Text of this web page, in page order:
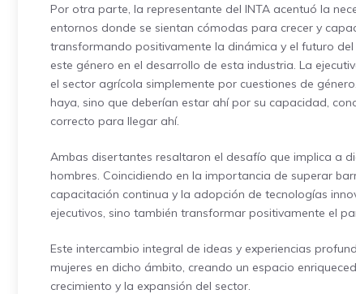
Por otra parte, la representante del INTA acentuó la
entornos donde se sientan cómodas para crecer y
transformando positivamente la dinámica y el futuro
este género en el desarrollo de esta industria. La
el sector agrícola simplemente por cuestiones de
haya, sino que deberían estar ahí por su capacidad,
correcto para llegar ahí.
Ambas disertantes resaltaron el desafío que implica a
hombres. Coincidiendo en la importancia de superar
capacitación continua y la adopción de tecnologías
ejecutivos, sino también transformar positivamente el
Este intercambio integral de ideas y experiencias
mujeres en dicho ámbito, creando un espacio
crecimiento y la expansión del sector.